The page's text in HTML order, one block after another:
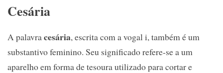
Cesária
A palavra cesária, escrita com a vogal i, também é um
substantivo feminino. Seu significado refere-se a um
aparelho em forma de tesoura utilizado para cortar e